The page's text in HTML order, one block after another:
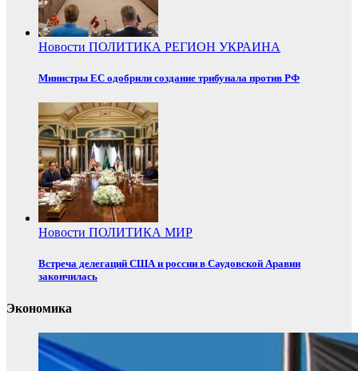
Новости ПОЛИТИКА РЕГИОН УКРАИНА
Министры ЕС одобрили создание трибунала против РФ
Новости ПОЛИТИКА МИР
Встреча делегаций США и россии в Саудовской Аравии
закончилась
Экономика